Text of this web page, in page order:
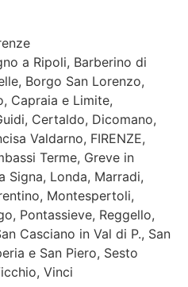
a Ripoli, Barberino di
Borgo San Lorenzo,
Capraia e Limite,
Certaldo, Dicomano,
Valdarno, FIRENZE,
Terme, Greve in
Signa, Londa, Marradi,
Montespertoli,
Pontassieve, Reggello,
Casciano in Val di P., San
e San Piero, Sesto
Vinci